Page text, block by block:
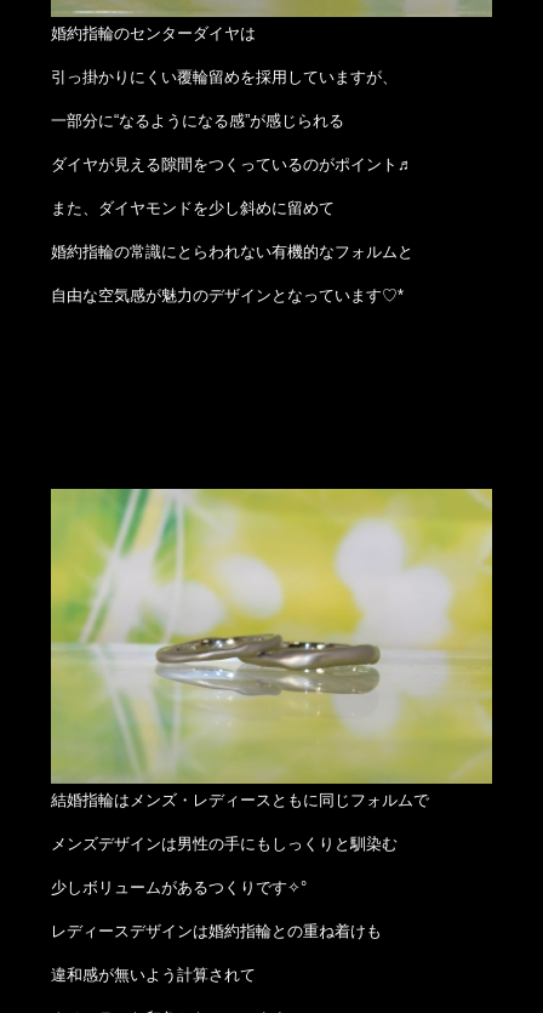
婚約指輪のセンターダイヤは
引っ掛かりにくい覆輪留めを採用していますが、
一部分に“なるようになる感”が感じられる
ダイヤが見える隙間をつくっているのがポイント♬
また、ダイヤモンドを少し斜めに留めて
婚約指輪の常識にとらわれない有機的なフォルムと
自由な空気感が魅力のデザインとなっています♡*
結婚指輪はメンズ・レディースともに同じフォルムで
メンズデザインは男性の手にもしっくりと馴染む
少しボリュームがあるつくりです✧°
レディースデザインは婚約指輪との重ね着けも
違和感が無いよう計算されて